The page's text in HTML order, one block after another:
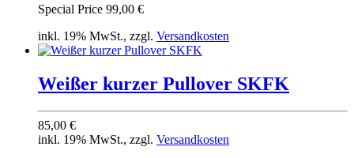
Special Price 99,00 €
inkl. 19% MwSt., zzgl. Versandkosten
Weißer kurzer Pullover SKFK
85,00 €
inkl. 19% MwSt., zzgl. Versandkosten